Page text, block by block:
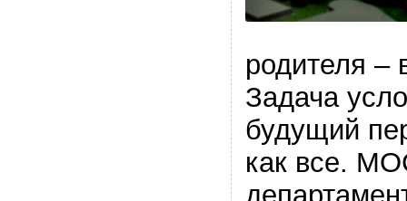
родителя –
Задача
будущий
как все.